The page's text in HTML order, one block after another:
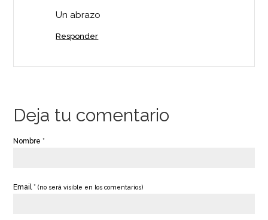
Un abrazo
Responder
Deja tu comentario
Nombre *
Email *(no será visible en los comentarios)